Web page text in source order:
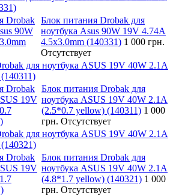
Блок питания Drobak для
ноутбука Asus 90W 19V 4.74A
4.5x3.0mm (140331) 1 000 грн.
Отсутствует
для ноутбука ASUS 19V 40W 2.1A
Блок питания Drobak для
ноутбука ASUS 19V 40W 2.1A
(2.5*0.7 yellow) (140311) 1 000
грн. Отсутствует
для ноутбука ASUS 19V 40W 2.1A
Блок питания Drobak для
ноутбука ASUS 19V 40W 2.1A
(4.8*1.7 yellow) (140321) 1 000
грн. Отсутствует